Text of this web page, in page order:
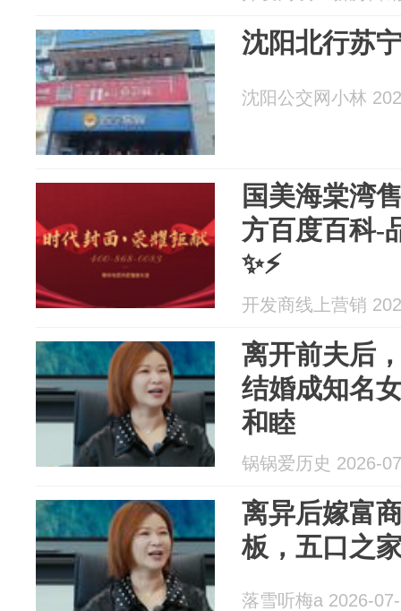
沈阳北行苏
沈阳公交网小林
国美海棠湾
方百度百科
✨⚡
开发商线上营销
离开前夫后
结婚成知名
和睦
锅锅爱历史 2026-
离异后嫁富
板，五口之
落雪听梅a 2026-